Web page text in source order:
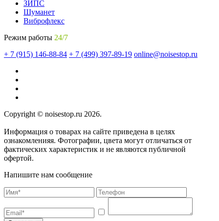
ЗИПС
Шуманет
Виброфлекс
Режим работы 24/7
+ 7 (915) 146-88-84 + 7 (499) 397-89-19 online@noisestop.ru
Copyright © noisestop.ru 2026.
Информация о товарах на сайте приведена в целях
ознакомленияя. Фотографии, цвета могут отличаться от
фактических характеристик и не являются публичной
офертой.
Напишите нам сообщение